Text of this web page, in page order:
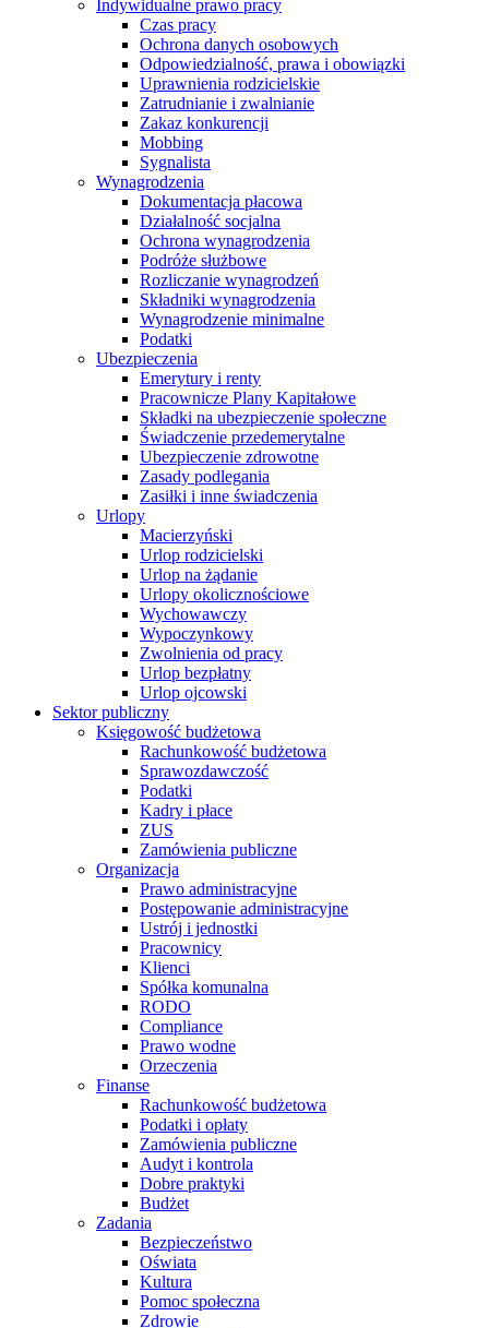
Indywidualne prawo pracy
Czas pracy
Ochrona danych osobowych
Odpowiedzialność, prawa i obowiązki
Uprawnienia rodzicielskie
Zatrudnianie i zwalnianie
Zakaz konkurencji
Mobbing
Sygnalista
Wynagrodzenia
Dokumentacja płacowa
Działalność socjalna
Ochrona wynagrodzenia
Podróże służbowe
Rozliczanie wynagrodzeń
Składniki wynagrodzenia
Wynagrodzenie minimalne
Podatki
Ubezpieczenia
Emerytury i renty
Pracownicze Plany Kapitałowe
Składki na ubezpieczenie społeczne
Świadczenie przedemerytalne
Ubezpieczenie zdrowotne
Zasady podlegania
Zasiłki i inne świadczenia
Urlopy
Macierzyński
Urlop rodzicielski
Urlop na żądanie
Urlopy okolicznościowe
Wychowawczy
Wypoczynkowy
Zwolnienia od pracy
Urlop bezpłatny
Urlop ojcowski
Sektor publiczny
Księgowość budżetowa
Rachunkowość budżetowa
Sprawozdawczość
Podatki
Kadry i płace
ZUS
Zamówienia publiczne
Organizacja
Prawo administracyjne
Postępowanie administracyjne
Ustrój i jednostki
Pracownicy
Klienci
Spółka komunalna
RODO
Compliance
Prawo wodne
Orzeczenia
Finanse
Rachunkowość budżetowa
Podatki i opłaty
Zamówienia publiczne
Audyt i kontrola
Dobre praktyki
Budżet
Zadania
Bezpieczeństwo
Oświata
Kultura
Pomoc społeczna
Zdrowie